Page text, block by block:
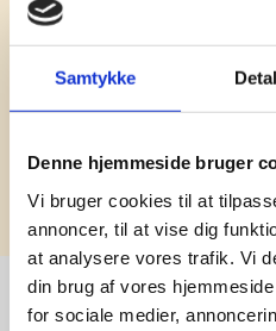
Samtykke
Denne hjemmeside bruger
Vi bruger cookies til at
annoncer, til at vise dig
at analysere vores trafik. Vi
din brug af vores
for sociale medier,